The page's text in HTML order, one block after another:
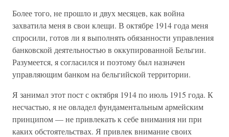
Более того, не прошло и двух месяцев, как война
захватила меня в свои клещи. В октябре 1914 года меня
спросили, готов ли я выполнять обязанности управления
банковской деятельностью в оккупированной Бельгии.
Разумеется, я согласился и поэтому был назначен
управляющим банком на бельгийской территории.
Я занимал этот пост с октября 1914 по июль 1915 года. К
несчастью, я не овладел фундаментальным армейским
принципом — не привлекать к себе внимания ни при
каких обстоятельствах. Я привлек внимание своих